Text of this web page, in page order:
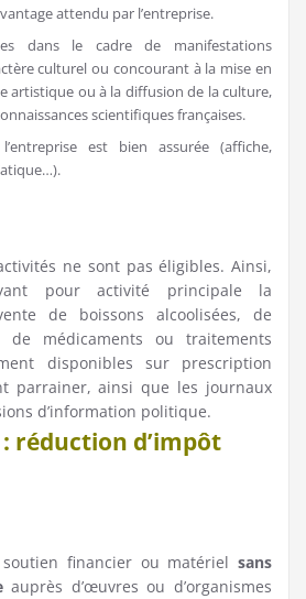
attendu par l’entreprise.
dans le cadre de manifestations
culturel ou concourant à la mise en
artistique ou à la diffusion de la culture,
scientifiques françaises.
est bien assurée (affiche,
ne sont pas éligibles. Ainsi,
pour activité principale la
de boissons alcoolisées, de
médicaments ou traitements
disponibles sur prescription
parrainer, ainsi que les journaux
d’information politique.
réduction d’impôt
financier ou matériel sans
auprès d’œuvres ou d’organismes